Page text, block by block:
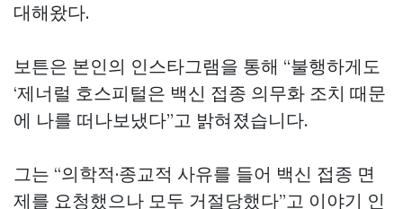
대해왔다.
보튼은 본인의 인스타그램을 통해 “불행하게도
‘제너럴 호스피털은 백신 접종 의무화 조치 때문
에 나를 떠나보냈다”고 밝혀졌습니다.
그는 “의학적·종교적 사유를 들어 백신 접종 면
제를 요청했으나 모두 거절당했다”고 이야기 인